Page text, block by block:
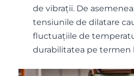
de vibrații. De
tensiunile de dilatare
fluctuațiile de
durabilitatea pe termen